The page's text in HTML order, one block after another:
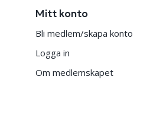
Mitt konto
Bli medlem/skapa konto
Logga in
Om medlemskapet